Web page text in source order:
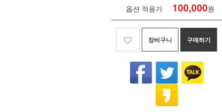
옵션 적용가 100,000원
장바구니 구매하기